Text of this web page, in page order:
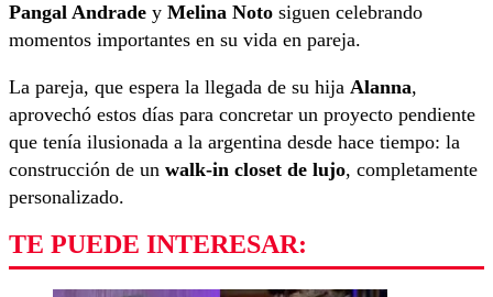
Pangal Andrade y Melina Noto siguen celebrando
momentos importantes en su vida en pareja.
La pareja, que espera la llegada de su hija Alanna,
aprovechó estos días para concretar un proyecto pendiente
que tenía ilusionada a la argentina desde hace tiempo: la
construcción de un walk-in closet de lujo, completamente
personalizado.
TE PUEDE INTERESAR: